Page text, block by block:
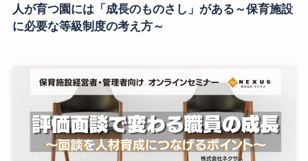
人が育つ園には「成長のものさし」がある～保育施設
に必要な等級制度の考え方～